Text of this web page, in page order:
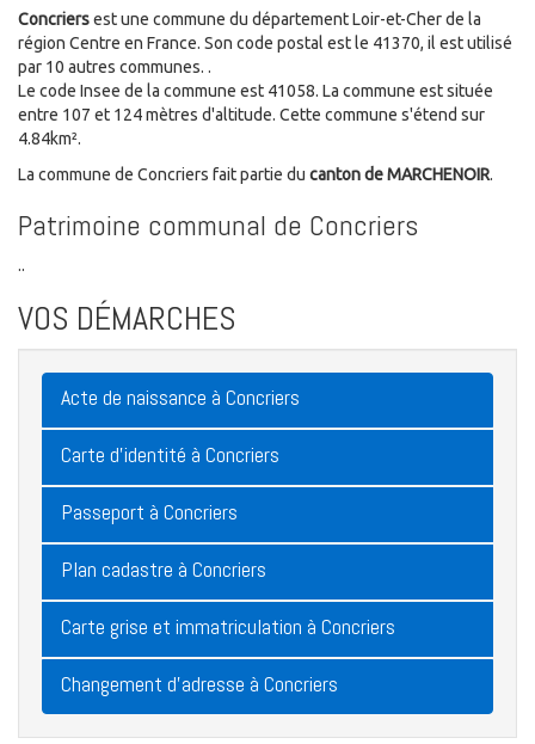
Concriersest une commune du département Loir-et-Cher de la
région Centre en France. Son code postal est le 41370, il est utilisé
par 10 autres communes. .
Le code Insee de la commune est 41058. La commune est située
entre 107 et 124 mètres d'altitude. Cette commune s'étend sur
4.84km².
La commune de Concriers fait partie du canton de MARCHENOIR.
Patrimoine communal de Concriers
..
VOS DÉMARCHES
Acte de naissance à Concriers
Carte d'identité à Concriers
Passeport à Concriers
Plan cadastre à Concriers
Carte grise et immatriculation à Concriers
Changement d'adresse à Concriers